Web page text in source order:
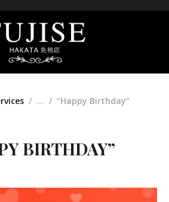
BIRTHDAY”
... “Happy Birthday”